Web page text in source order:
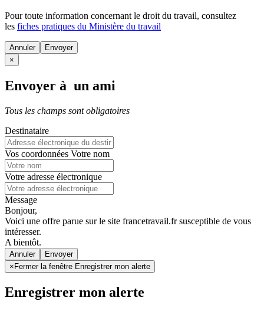
Pour toute information concernant le droit du travail, consultez
les fiches pratiques du Ministère du travail
Annuler
×
Envoyer à un ami
Tous les champs sont obligatoires
Destinataire
Vos coordonnées Votre nom
Votre adresse électronique
Message
Bonjour,
Voici une offre parue sur le site francetravail.fr susceptible de vous
intéresser.
A bientôt.
Annuler
× Fermer la fenêtre Enregistrer mon alerte
Enregistrer mon alerte